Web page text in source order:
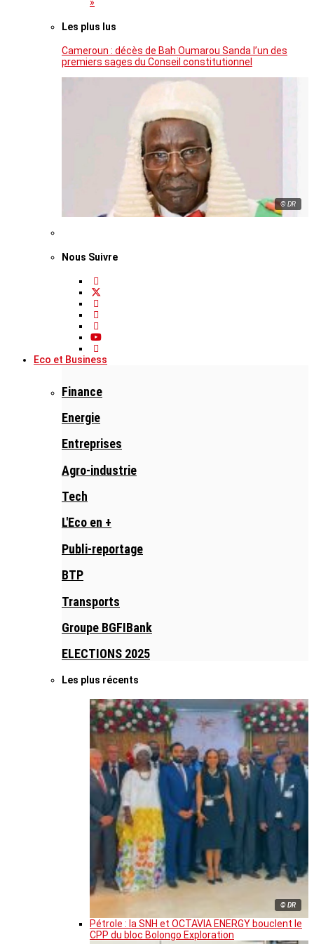
»
Les plus lus
Cameroun : décès de Bah Oumarou Sanda l’un des
premiers sages du Conseil constitutionnel
© DR
Nous Suivre
Eco et Business
Finance
Energie
Entreprises
Agro-industrie
Tech
L'Eco en +
Publi-reportage
BTP
Transports
Groupe BGFIBank
ELECTIONS 2025
Les plus récents
© DR
Pétrole : la SNH et OCTAVIA ENERGY bouclent le
CPP du bloc Bolongo Exploration